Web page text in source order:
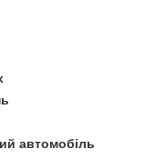
автомобіль